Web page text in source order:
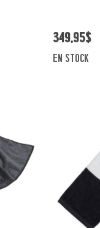
349,95$
en stock